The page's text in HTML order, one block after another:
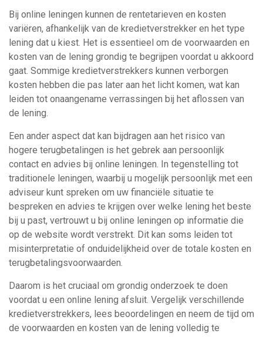
Bij online leningen kunnen de rentetarieven en kosten
variëren, afhankelijk van de kredietverstrekker en het type
lening dat u kiest. Het is essentieel om de voorwaarden en
kosten van de lening grondig te begrijpen voordat u akkoord
gaat. Sommige kredietverstrekkers kunnen verborgen
kosten hebben die pas later aan het licht komen, wat kan
leiden tot onaangename verrassingen bij het aflossen van
de lening.
Een ander aspect dat kan bijdragen aan het risico van
hogere terugbetalingen is het gebrek aan persoonlijk
contact en advies bij online leningen. In tegenstelling tot
traditionele leningen, waarbij u mogelijk persoonlijk met een
adviseur kunt spreken om uw financiële situatie te
bespreken en advies te krijgen over welke lening het beste
bij u past, vertrouwt u bij online leningen op informatie die
op de website wordt verstrekt. Dit kan soms leiden tot
misinterpretatie of onduidelijkheid over de totale kosten en
terugbetalingsvoorwaarden.
Daarom is het cruciaal om grondig onderzoek te doen
voordat u een online lening afsluit. Vergelijk verschillende
kredietverstrekkers, lees beoordelingen en neem de tijd om
de voorwaarden en kosten van de lening volledig te